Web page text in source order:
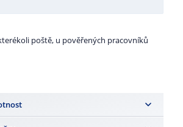
poště, u pověřených pracovníků